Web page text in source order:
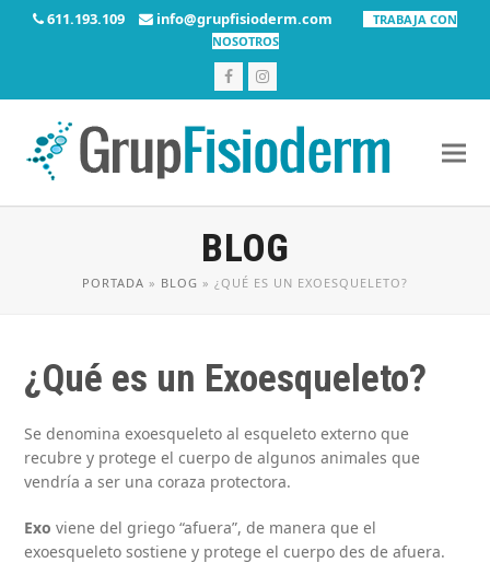
611.193.109 info@grupfisioderm.com
TRABAJA CON
NOSOTROS
FacebookInstagram
BLOG
PORTADA » BLOG » ¿QUÉ ES UN EXOESQUELETO?
¿Qué es un Exoesqueleto?
Se denomina exoesqueleto al esqueleto externo que
recubre y protege el cuerpo de algunos animales que
vendría a ser una coraza protectora.
Exoviene del griego “afuera”, de manera que el
exoesqueleto sostiene y protege el cuerpo des de afuera.